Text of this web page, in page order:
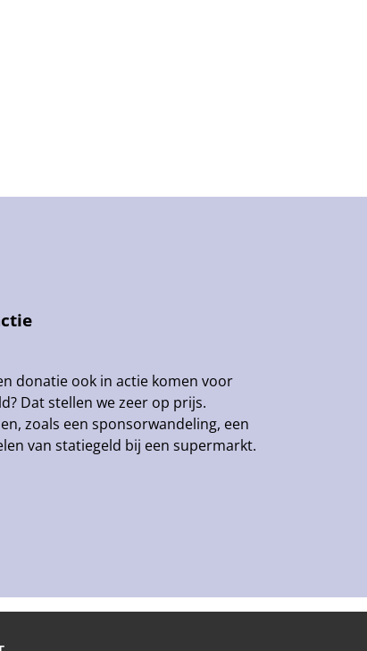
donatie ook in actie komen voor
Dat stellen we zeer op prijs.
zoals een sponsorwandeling, een
van statiegeld bij een supermarkt.